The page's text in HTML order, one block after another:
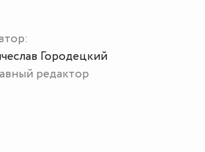
Городецкий
редактор